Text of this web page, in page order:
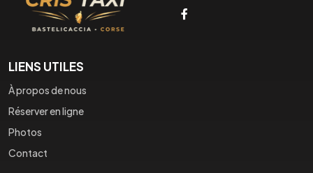
LIENS UTILES
À propos de nous
Réserver en ligne
Photos
Contact